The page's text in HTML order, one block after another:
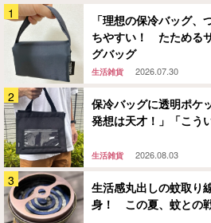
「理想の保冷バッグ
ちやすい！ たためる
グバッグ
生活雑貨 2026.07.30
保冷バッグに透明ポ
発想は天才！」「こう
生活雑貨 2026.08.03
生活感丸出しの蚊取り
身！ この夏、蚊との